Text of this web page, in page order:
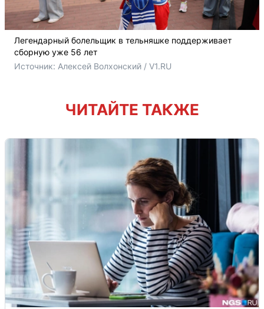
Легендарный болельщик в тельняшке поддерживает
сборную уже 56 лет
Источник: Алексей Волхонский / V1.RU
ЧИТАЙТЕ ТАКЖЕ